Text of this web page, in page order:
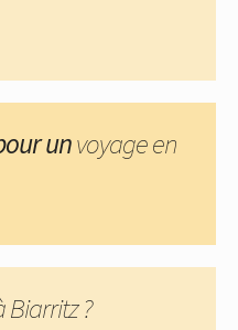
unvoyage en
Biarritz ?